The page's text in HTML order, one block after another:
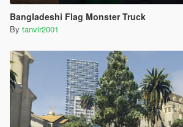
Bangladeshi Flag Monster Truck
By tanvir2001